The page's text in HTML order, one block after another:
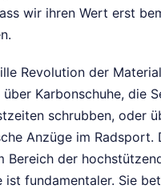
wir ihren Wert erst
Revolution der
Karbonschuhe, die
schrubben, oder
Anzüge im Radsport.
Bereich der
ist fundamentaler. Sie